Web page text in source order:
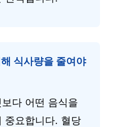
식사량을 줄여야
다 어떤 음식을
중요합니다. 혈당